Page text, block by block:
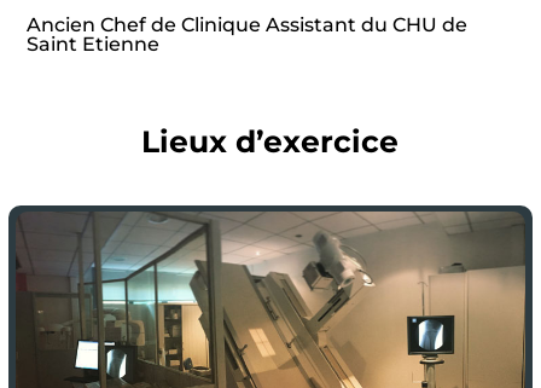
Ancien Chef de Clinique Assistant du CHU de
Saint Etienne
Lieux d’exercice